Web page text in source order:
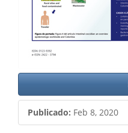
Publicado: Feb 8, 2020